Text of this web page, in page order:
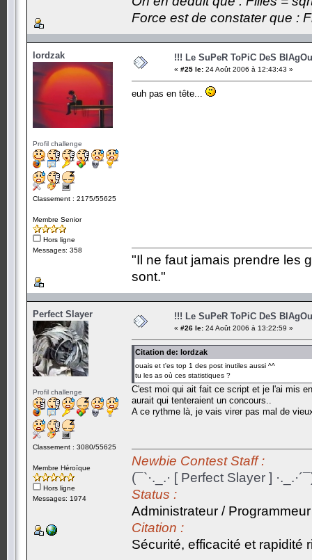
Force est de constater que :
lordzak
Profil challenge
Classement : 2175/55625
Membre Senior
Hors ligne
Messages: 358
!!! Le SuPeR ToPiC DeS
« #25 le: 24 Août 2006 à 12:43:43 »
euh pas en tête...
"Il ne faut jamais prendre les
sont."
Perfect Slayer
Profil challenge
Classement : 3080/55625
Membre Héroïque
Hors ligne
Messages: 1974
!!! Le SuPeR ToPiC DeS
« #26 le: 24 Août 2006 à 13:22:59 »
Citation de: lordzak
ouais et t'es top 1 des post inutiles aussi ^^
tu les as où ces statistiques ?
C'est moi qui ait fait ce script et je l'ai mis
aurait qui tenteraient un concours..
A ce rythme là, je vais virer pas mal de
Newbie Contest Staff :
(¯`·._.· [ Perfect Slayer ]
Status :
Administrateur /
Citation :
Sécurité, efficacité et rapidité